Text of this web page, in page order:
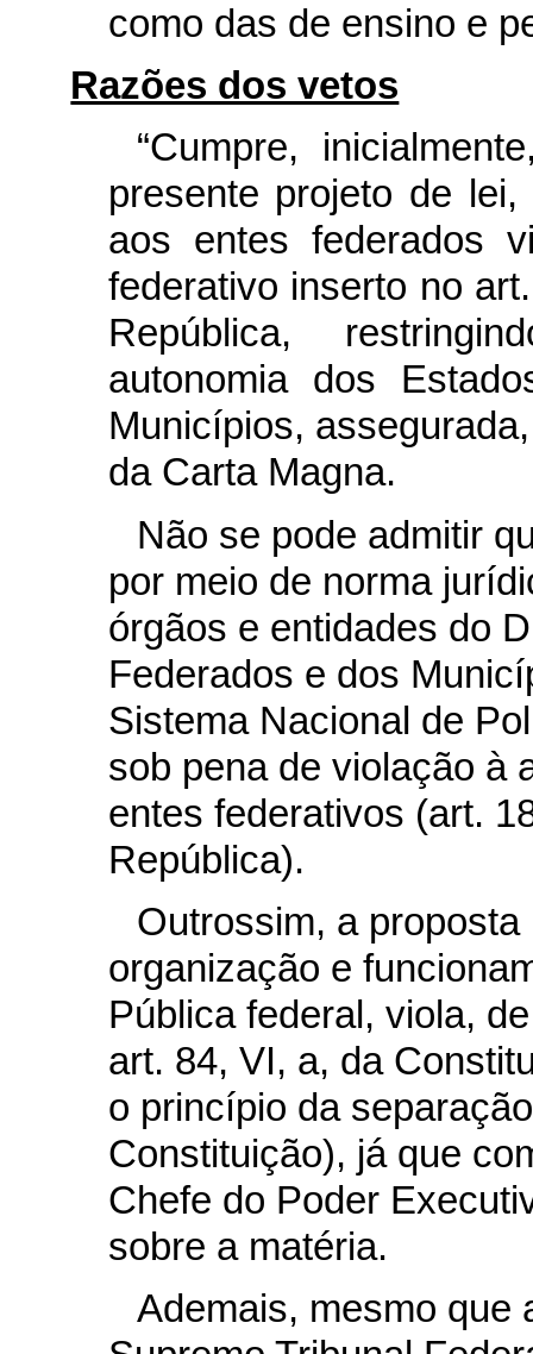
como das de ensino e
Razões dos vetos
“Cumpre,
presente projeto de
aos entes federados
federativo inserto no
República,
autonomia dos
Municípios,
da Carta Magna.
Não se pode admitir
por meio de norma
órgãos e entidades do
Federados e dos
Sistema Nacional de
sob pena de violação à
entes federativos (art.
República).
Outrossim, a
organização e
Pública federal, viola,
art. 84, VI, a, da
o princípio da
Constituição), já que
Chefe do Poder
sobre a matéria.
Ademais, mesmo que